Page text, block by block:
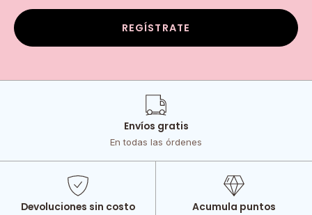
REGÍSTRATE
Envíos gratis
En todas las órdenes
Devoluciones sin costo Acumula puntos